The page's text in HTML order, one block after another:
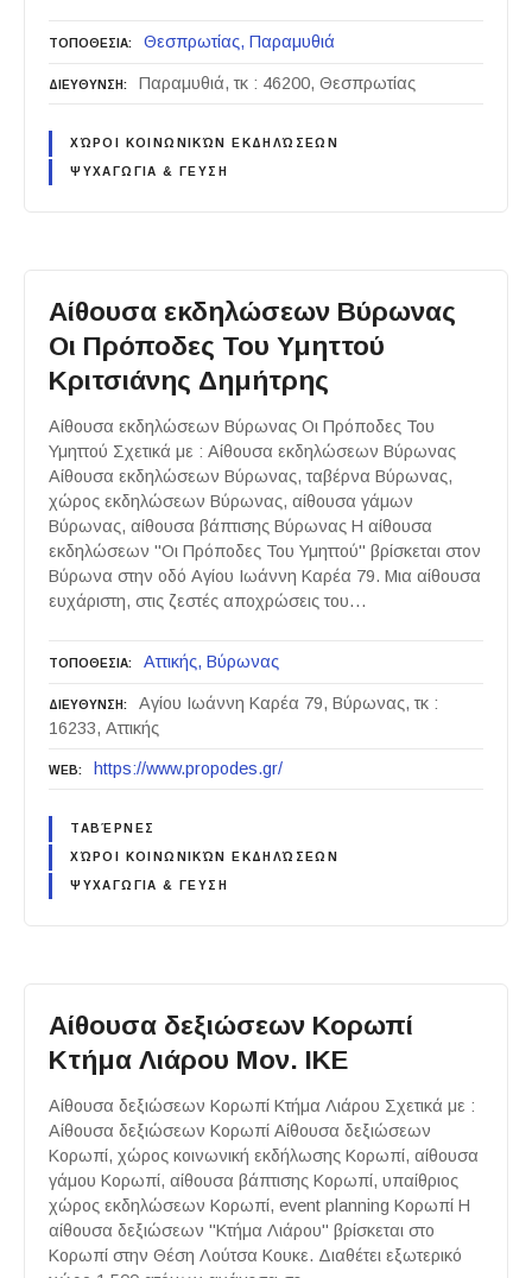
ΤΟΠΟΘΕΣΙΑ Θεσπρωτίας Παραμυθιά
ΔΙΕΥΘΥΝΣΗ Παραμυθιά, τκ : 46200, Θεσπρωτίας
ΧΏΡΟΙ ΚΟΙΝΩΝΙΚΏΝ ΕΚΔΗΛΏΣΕΩΝ
ΨΥΧΑΓΩΓΙΑ & ΓΕΥΣΗ
Αίθουσα εκδηλώσεων Βύρωνας
Οι Πρόποδες Του Υμηττού
Κριτσιάνης Δημήτρης
Αίθουσα εκδηλώσεων Βύρωνας Οι Πρόποδες Του
Υμηττού Σχετικά με : Αίθουσα εκδηλώσεων Βύρωνας
Αίθουσα εκδηλώσεων Βύρωνας, ταβέρνα Βύρωνας,
χώρος εκδηλώσεων Βύρωνας, αίθουσα γάμων
Βύρωνας, αίθουσα βάπτισης Βύρωνας Η αίθουσα
εκδηλώσεων "Οι Πρόποδες Του Υμηττού" βρίσκεται στον
Βύρωνα στην οδό Αγίου Ιωάννη Καρέα 79. Μια αίθουσα
ευχάριστη, στις ζεστές αποχρώσεις του…
ΤΟΠΟΘΕΣΙΑ Αττικής Βύρωνας
ΔΙΕΥΘΥΝΣΗ
Αγίου Ιωάννη Καρέα 79, Βύρωνας, τκ :
16233, Αττικής
WEB https://www.propodes.gr/
ΤΑΒΈΡΝΕΣ
ΧΏΡΟΙ ΚΟΙΝΩΝΙΚΏΝ ΕΚΔΗΛΏΣΕΩΝ
ΨΥΧΑΓΩΓΙΑ & ΓΕΥΣΗ
Αίθουσα δεξιώσεων Κορωπί
Κτήμα Λιάρου Μον. ΙΚΕ
Αίθουσα δεξιώσεων Κορωπί Κτήμα Λιάρου Σχετικά με :
Αίθουσα δεξιώσεων Κορωπί Αίθουσα δεξιώσεων
Κορωπί, χώρος κοινωνική εκδήλωσης Κορωπί, αίθουσα
γάμου Κορωπί, αίθουσα βάπτισης Κορωπί, υπαίθριος
χώρος εκδηλώσεων Κορωπί, event planning Κορωπί Η
αίθουσα δεξιώσεων "Κτήμα Λιάρου" βρίσκεται στο
Κορωπί στην Θέση Λούτσα Κουκε. Διαθέτει εξωτερικό